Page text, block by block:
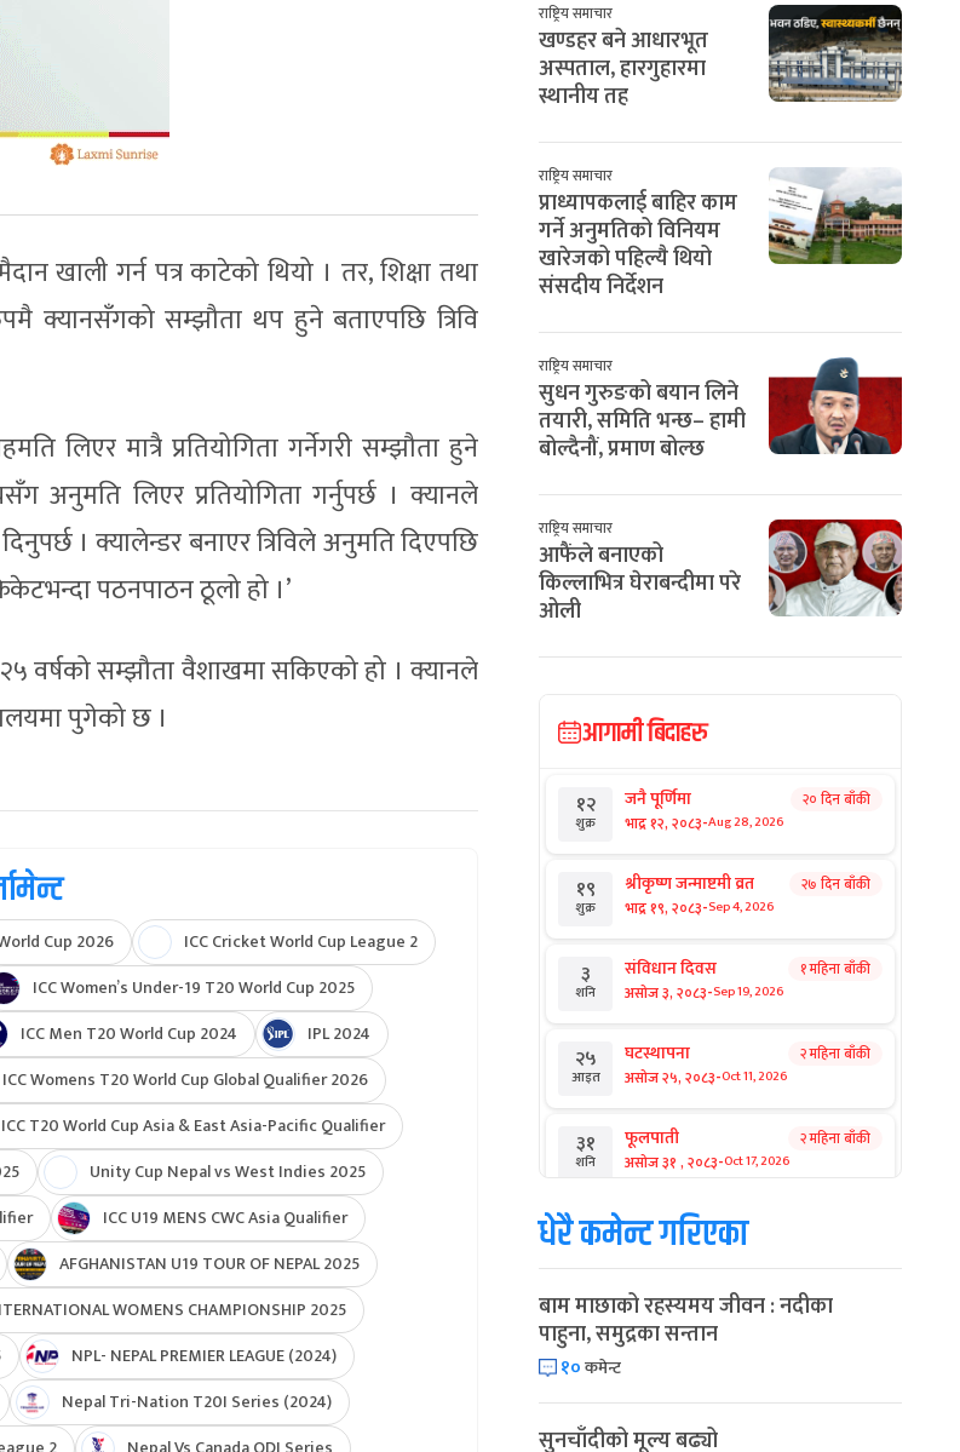
खाली गर्न पत्र काटेको थियो । तर, शिक्षा तथा
क्यानसँगको सम्झौता थप हुने बताएपछि त्रिवि
लिएर मात्रै प्रतियोगिता गर्नेगरी सम्झौता हुने
अनुमति लिएर प्रतियोगिता गर्नुपर्छ । क्यानले
। क्यालेन्डर बनाएर त्रिविले अनुमति दिएपछि
पठनपाठन ठूलो हो ।’
वर्षको सम्झौता वैशाखमा सकिएको हो । क्यानले
पुगेको छ ।
Cup 2026
ICC Cricket World Cup League 2
ICC Women’s Under-19 T20 World Cup 2025
ICC Men T20 World Cup 2024
IPL 2024
ICC Womens T20 World Cup Global Qualifier 2026
ICC T20 World Cup Asia & East Asia-Pacific Qualifier
Unity Cup Nepal vs West Indies 2025
ICC U19 MENS CWC Asia Qualifier
AFGHANISTAN U19 TOUR OF NEPAL 2025
WOMENS CHAMPIONSHIP 2025
NPL- NEPAL PREMIER LEAGUE (2024)
Nepal Tri-Nation T20I Series (2024)
राष्ट्रिय समाचार
खण्डहर बने आधारभूत
अस्पताल, हारगुहारमा
स्थानीय तह
राष्ट्रिय समाचार
प्राध्यापकलाई बाहिर काम
गर्ने अनुमतिको विनियम
खारेजको पहिल्यै थियो
संसदीय निर्देशन
राष्ट्रिय समाचार
सुधन गुरुङको बयान लिने
तयारी, समिति भन्छ– हामी
बोल्दैनौं, प्रमाण बोल्छ
राष्ट्रिय समाचार
आफैंले बनाएको
किल्लाभित्र घेराबन्दीमा परे
ओली
आगामी बिदाहरु
१२
शुक्र
जनै पूर्णिमा
भाद्र १२, २०८३-Aug 28, 2026
२० दिन बाँकी
१९
शुक्र
श्रीकृष्ण जन्माष्टमी व्रत
भाद्र १९, २०८३-Sep 4, 2026
२७ दिन बाँकी
३
शनि
संविधान दिवस
असोज ३, २०८३-Sep 19, 2026
१ महिना बाँकी
२५
आइत
घटस्थापना
असोज २५, २०८३-Oct 11, 2026
२ महिना बाँकी
३१
शनि
फूलपाती
असोज ३१ , २०८३-Oct 17, 2026
२ महिना बाँकी
१
आइत
कार्तिक सङ्क्रान्ति
कार्तिक १, २०८३-Oct 18, 2026
३
मंगल
महानवमी
कार्तिक ३, २०८३-
२ महिना बाँकी
४
धेरै कमेन्ट गरिएका
बाम माछाको रहस्यमय जीवन : नदीका
पाहुना, समुद्रका सन्तान
१०कमेन्ट
सुनचाँदीको मूल्य बढ्यो